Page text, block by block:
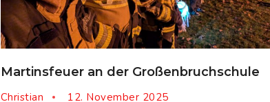
Martinsfeuer an der Großenbruchschule
Christian
12. November 2025